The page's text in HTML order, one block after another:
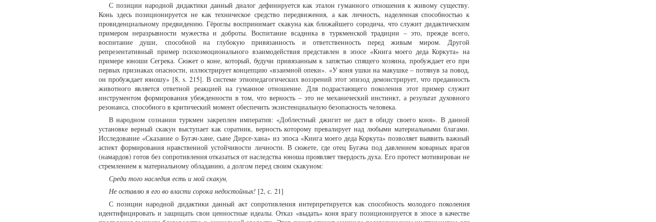
С позиции народной дидактики данный диалог дефинируется как эталон гуманного отношения к живому существу.
Конь здесь позиционируется не как техническое средство передвижения, а как личность, наделенная способностью к
провиденциальному предвидению. Гёроглы воспринимает скакуна как ближайшего сородича, что служит дидактическим
примером неразрывности мужества и доброты. Воспитание всадника в туркменской традиции – это, прежде всего,
воспитание души, способной на глубокую привязанность и ответственность перед живым миром. Другой
репрезентативный пример психоэмоционального взаимодействия представлен в эпосе «Книга моего деда Коркута» на
примере юноши Сегрека. Сюжет о коне, который, будучи привязанным к запястью спящего хозяина, пробуждает его при
первых признаках опасности, иллюстрирует концепцию «взаимной опеки». «У коня ушки на макушке – потянув за повод,
он пробуждает юношу» [8, s. 215]. В системе этнопедагогических воззрений этот эпизод демонстрирует, что преданность
животного является ответной реакцией на гуманное отношение. Для подрастающего поколения этот пример служит
инструментом формирования убежденности в том, что верность – это не механический инстинкт, а результат духовного
резонанса, способного в критический момент обеспечить экзистенциальную безопасность человека.
В народном сознании туркмен закреплен императив: «Доблестный джигит не даст в обиду своего коня». В данной
установке верный скакун выступает как соратник, верность которому превалирует над любыми материальными благами.
Исследование «Сказание о Бугач-хане, сыне Дирсе-хана» из эпоса «Книга моего деда Коркута» позволяет выявить важный
аспект формирования нравственной устойчивости личности. В сюжете, где отец Бугача под давлением коварных врагов
(намардов) готов без сопротивления отказаться от наследства юноша проявляет твердость духа. Его протест мотивирован не
стремлением к материальному обладанию, а долгом перед своим скакуном:
Среди того наследия есть и мой скакун,
Не оставлю я его во власти сорока недостойных! [2, с. 21]
С позиции народной дидактики данный акт сопротивления интерпретируется как способность молодого поколения
идентифицировать и защищать свои ценностные идеалы. Отказ «выдать» коня врагу позиционируется в эпосе в качестве